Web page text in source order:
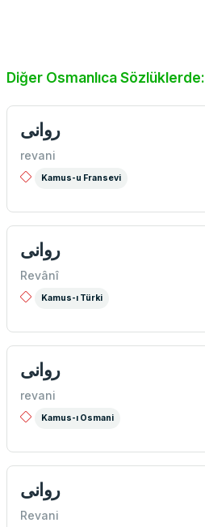
Diğer Osmanlıca Sözlüklerde:
روانی
revani
Kamus-u Fransevi
روانی
Revânî
Kamus-ı Türki
روانی
revani
Kamus-ı Osmani
روانی
Revani